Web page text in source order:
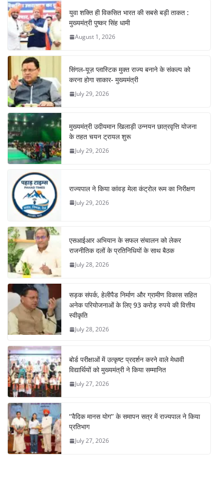
युवा शक्ति ही विकसित भारत की सबसे बड़ी ताकत :
मुख्यमंत्री पुष्कर सिंह धामी
August 1, 2026
सिंगल-यूज़ प्लास्टिक मुक्त राज्य बनाने के संकल्प को
करना होगा साकार- मुख्यमंत्री
July 29, 2026
मुख्यमंत्री उदीयमान खिलाड़ी उन्नयन छात्रवृत्ति योजना
के तहत चयन ट्रायल शुरू
July 29, 2026
राज्यपाल ने किया कांवड़ मेला कंट्रोल रूम का निरीक्षण
July 29, 2026
एसआईआर अभियान के सफल संचालन को लेकर
राजनीतिक दलों के प्रतिनिधियों के साथ बैठक
July 28, 2026
सड़क संपर्क, हेलीपैड निर्माण और ग्रामीण विकास सहित
अनेक परियोजनाओं के लिए 93 करोड़ रुपये की वित्तीय
स्वीकृति
July 28, 2026
बोर्ड परीक्षाओं में उत्कृष्ट प्रदर्शन करने वाले मेधावी
विद्यार्थियों को मुख्यमंत्री ने किया सम्मानित
July 27, 2026
‘‘वैदिक मानस योग’’ के समापन सत्र में राज्यपाल ने किया
प्रतिभाग
July 27, 2026